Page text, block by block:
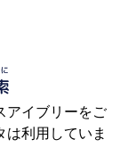
アイブリーをご
利用していま